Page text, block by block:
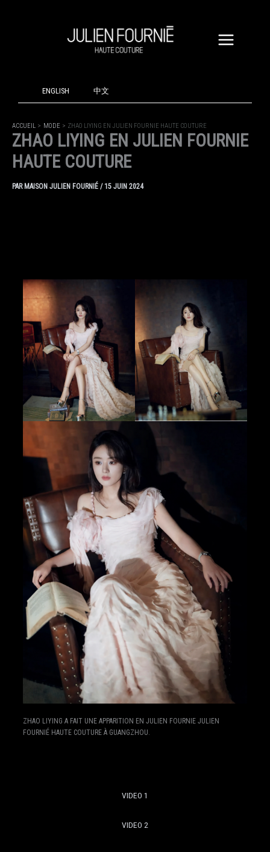
ENGLISH 中文
ACCUEIL MODE ZHAO LIYING EN JULIEN FOURNIE HAUTE COUTURE
ZHAO LIYING EN JULIEN FOURNIE
HAUTE COUTURE
PAR MAISON JULIEN FOURNIÉ /15 JUIN 2024
ZHAO LIYING A FAIT UNE APPARITION EN JULIEN FOURNIE JULIEN
FOURNIÉ HAUTE COUTURE À GUANGZHOU.
VIDEO 1
VIDEO 2